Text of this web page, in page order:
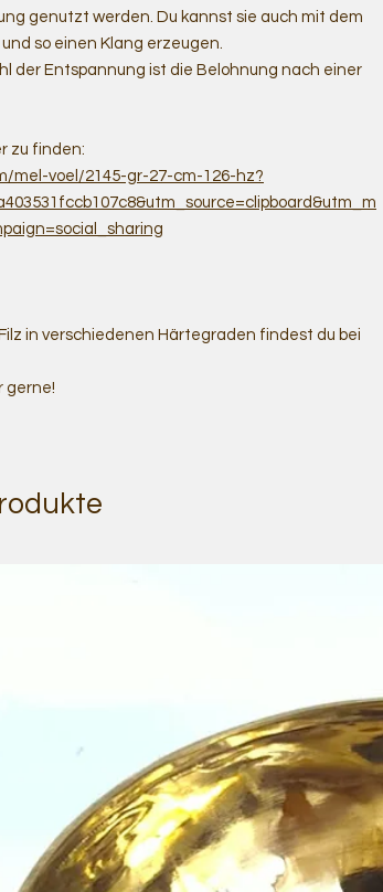
genutzt werden. Du kannst sie auch mit dem
so einen Klang erzeugen.
der Entspannung ist die Belohnung nach einer
zu finden:
mel-voel/2145-gr-27-cm-126-hz?
in verschiedenen Härtegraden findest du bei
gerne!